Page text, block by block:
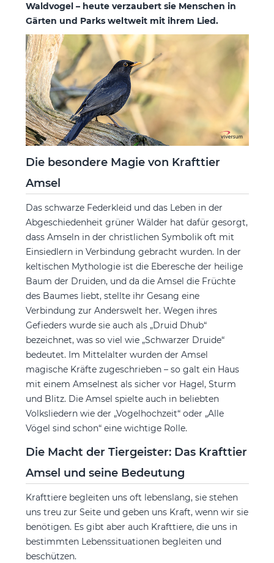
Waldvogel – heute verzaubert sie Menschen in
Gärten und Parks weltweit mit ihrem Lied.
Die besondere Magie von Krafttier
Amsel
Das schwarze Federkleid und das Leben in der
Abgeschiedenheit grüner Wälder hat dafür gesorgt,
dass Amseln in der christlichen Symbolik oft mit
Einsiedlern in Verbindung gebracht wurden. In der
keltischen Mythologie ist die Eberesche der heilige
Baum der Druiden, und da die Amsel die Früchte
des Baumes liebt, stellte ihr Gesang eine
Verbindung zur Anderswelt her. Wegen ihres
Gefieders wurde sie auch als „Druid Dhub“
bezeichnet, was so viel wie „Schwarzer Druide“
bedeutet. Im Mittelalter wurden der Amsel
magische Kräfte zugeschrieben – so galt ein Haus
mit einem Amselnest als sicher vor Hagel, Sturm
und Blitz. Die Amsel spielte auch in beliebten
Volksliedern wie der „Vogelhochzeit“ oder „Alle
Vögel sind schon“ eine wichtige Rolle.
Die Macht der Tiergeister: Das Krafttier
Amsel und seine Bedeutung
Krafttiere begleiten uns oft lebenslang, sie stehen
uns treu zur Seite und geben uns Kraft, wenn wir sie
benötigen. Es gibt aber auch Krafttiere, die uns in
bestimmten Lebenssituationen begleiten und
beschützen.